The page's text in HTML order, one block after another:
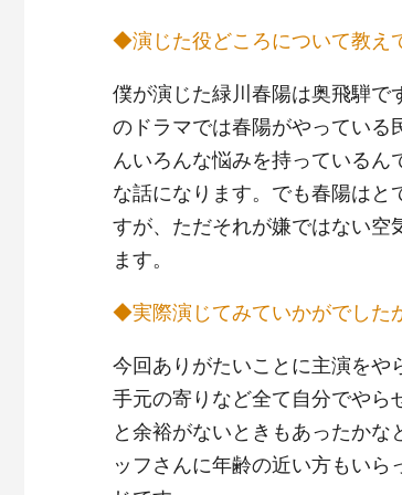
◆演じた役どころについて教え
僕が演じた緑川春陽は奥飛騨で
のドラマでは春陽がやっている
んいろんな悩みを持っている
な話になります。でも春陽はと
すが、ただそれが嫌ではない空
ます。
◆実際演じてみていかがでした
今回ありがたいことに主演をや
手元の寄りなど全て自分でやら
と余裕がないときもあったか
ッフさんに年齢の近い方もい